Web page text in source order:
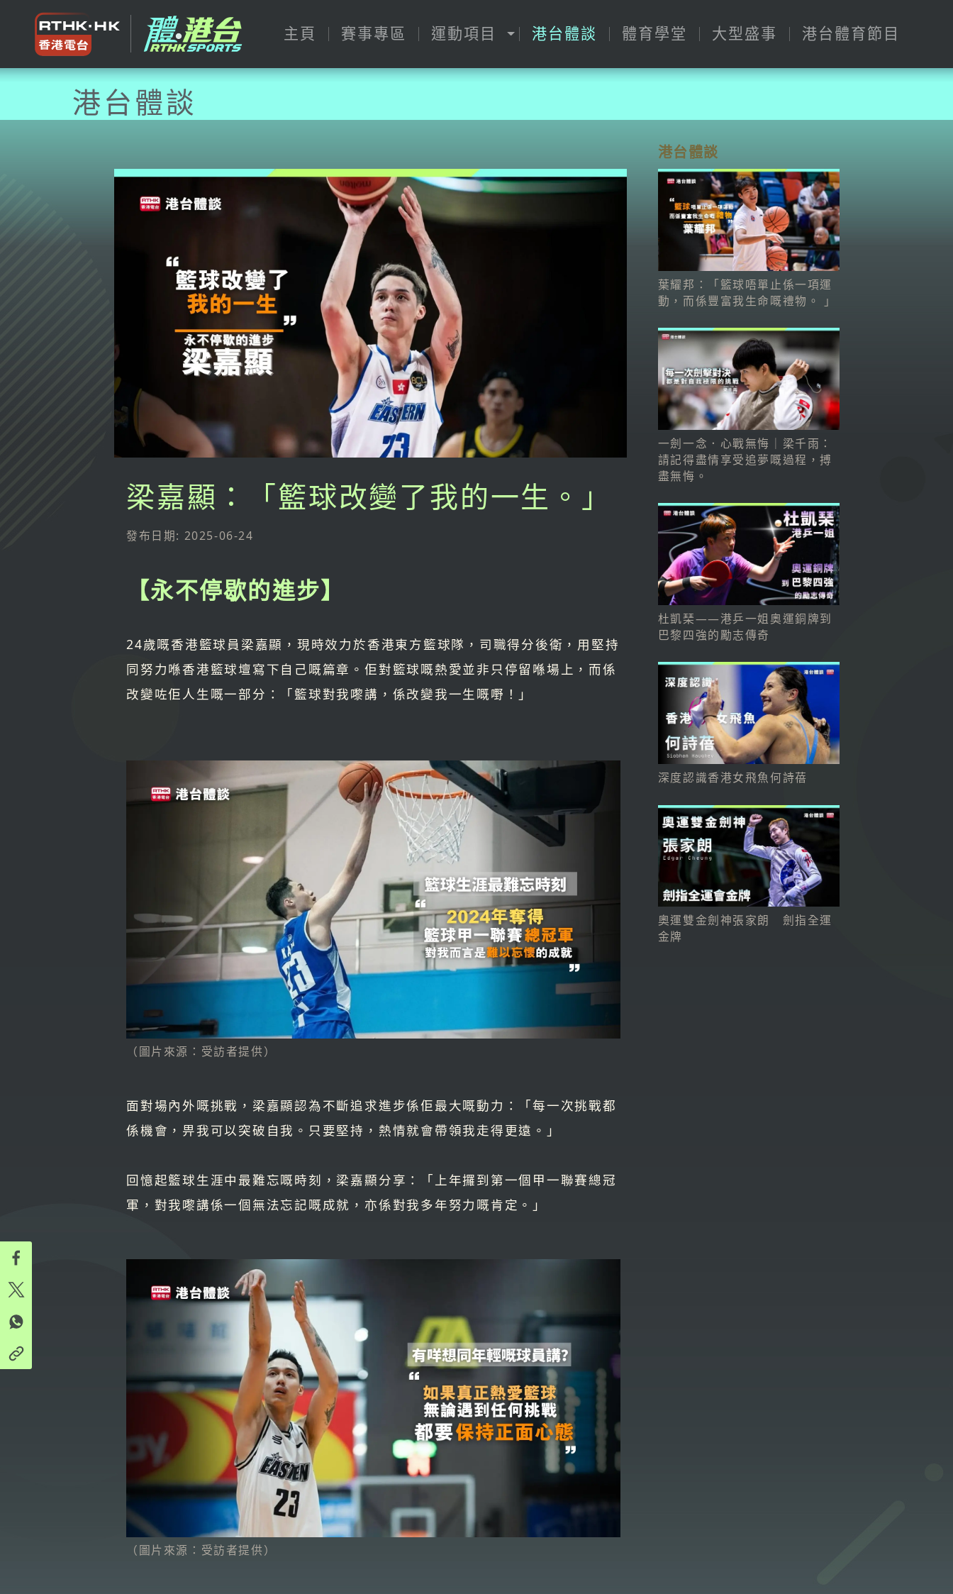
主頁 賽事專區 運動項目 港台體談 體育學堂 大型盛事 港台體育節目
港台體談
梁嘉顯：「籃球改變了我的一生。」
發布日期: 2025-06-24
【永不停歇的進步】
24歲嘅香港籃球員梁嘉顯，現時效力於香港東方籃球隊，司職得分後衛，用堅持
同努力喺香港籃球壇寫下自己嘅篇章。佢對籃球嘅熱愛並非只停留喺場上，而係
改變咗佢人生嘅一部分：「籃球對我嚟講，係改變我一生嘅嘢！」
（圖片來源：受訪者提供）
面對場內外嘅挑戰，梁嘉顯認為不斷追求進步係佢最大嘅動力：「每一次挑戰都
係機會，畀我可以突破自我。只要堅持，熱情就會帶領我走得更遠。」
回憶起籃球生涯中最難忘嘅時刻，梁嘉顯分享：「上年攞到第一個甲一聯賽總冠
軍，對我嚟講係一個無法忘記嘅成就，亦係對我多年努力嘅肯定。」
（圖片來源：受訪者提供）
港台體談
葉耀邦：「籃球唔單止係一項運
動，而係豐富我生命嘅禮物。 」
一劍一念．心戰無悔｜梁千雨：
請記得盡情享受追夢嘅過程，搏
盡無悔。
杜凱琹——港乒一姐奧運銅牌到
巴黎四強的勵志傳奇
深度認識香港女飛魚何詩蓓
奧運雙金劍神張家朗 劍指全運
金牌